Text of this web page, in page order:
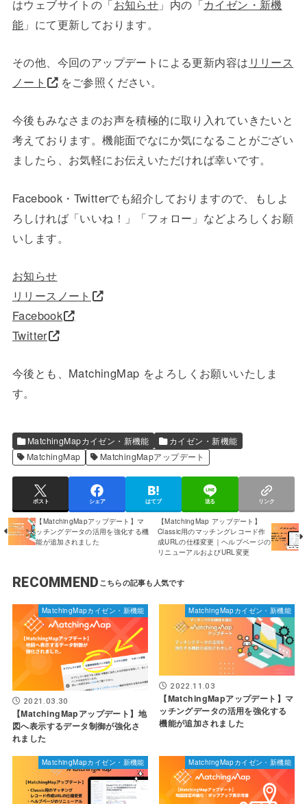
はウェブサイトの「お知らせ 」内の「カイゼン・新機
能 」にて更新しております。
その他、今回のアップデートによる更新内容は リリース
ノート
をご参照ください。
今後もみなさまのお声を積極的に取り入れていきたいと
考えております。機能面でなにか気になることがござい
ましたら、お気軽にお伝えいただければ幸いです。
Facebook・Twitterでも紹介しておりますので、もしよ
ろしければ「いいね！」「フォロー」などよろしくお願
いします。
お知らせ
リリースノート
Facebook
Twitter
今後とも、MatchingMap をよろしくお願いいたしま
す。
MatchingMapカイゼン・新機能
カイゼン・新機能
MatchingMap
MatchingMapアップデート
ポスト シェア はてブ 送る リンク
【MatchingMapアップデート】マ
ッチングデータの活用を強化する機
能が追加されました
【MatchingMap アップデート】
Classic用のマッチングレコード作
成URLの仕様変更｜ヘルプページの
リニューアルおよびURL変更
RECOMMEND
MatchingMapカイゼン・新機能
2021.03.30
【MatchingMapアップデート】地
図へ表示するデータ制御が強化さ
れました
MatchingMapカイゼン・新機能
2022.11.03
【MatchingMapアップデート】マ
ッチングデータの活用を強化する
機能が追加されました
MatchingMapカイゼン・新機能 MatchingMapカイゼン・新機能